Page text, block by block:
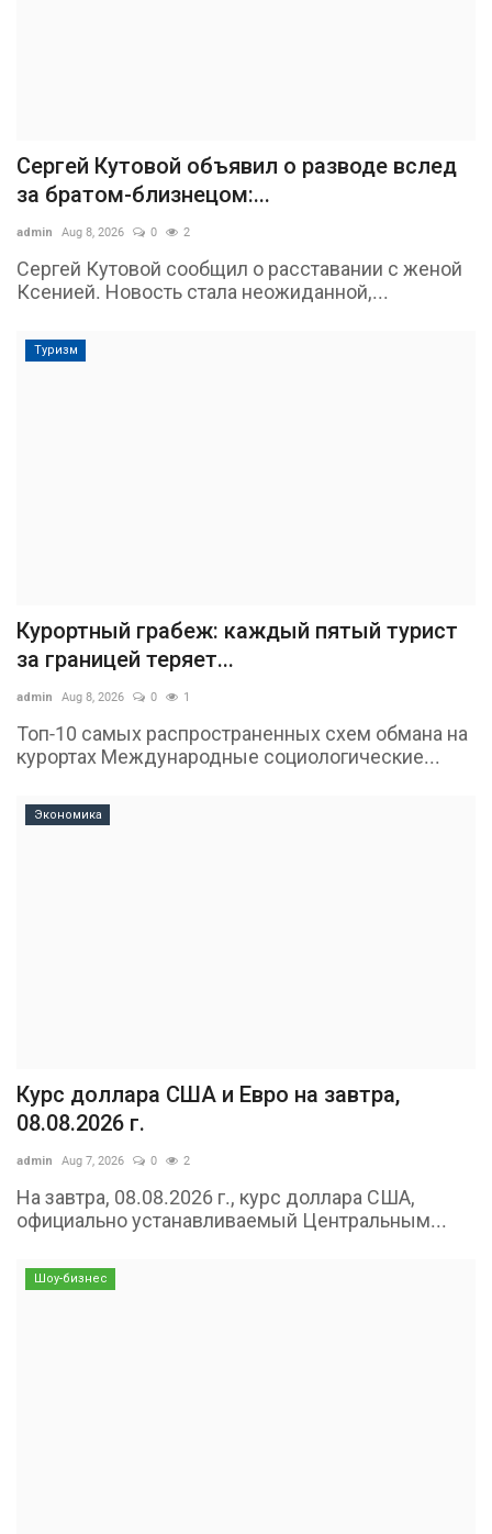
Сергей Кутовой объявил о разводе вслед
за братом-близнецом:...
admin Aug 8, 2026 0 2
Сергей Кутовой сообщил о расставании с женой
Ксенией. Новость стала неожиданной,...
Туризм
Курортный грабеж: каждый пятый турист
за границей теряет...
admin Aug 8, 2026 0 1
Топ-10 самых распространенных схем обмана на
курортах Международные социологические...
Экономика
Курс доллара США и Евро на завтра,
08.08.2026 г.
admin Aug 7, 2026 0 2
На завтра, 08.08.2026 г., курс доллара США,
официально устанавливаемый Центральным...
Шоу-бизнес